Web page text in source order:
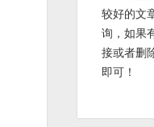
较好的文
询，如果
接或者删
即可！